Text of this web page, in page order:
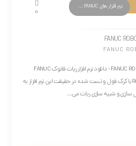
نرم افزار های PLC FANUC
0
FANUC
نرم افزار FANUC ROBOGUDE v9.4 Rev.ZF - دانلود نرم افزار ربات فانوک FANUC
Robot Programming software با کرک فول و تست شده در حقیقت این نرم افزار به
سازی و شبیه سازی ربات می...